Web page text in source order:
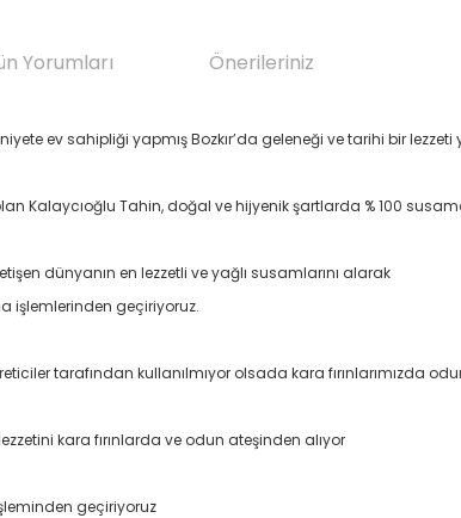
Yorumları Önerileriniz
ev sahipliği yapmış Bozkır’da geleneği ve tarihi bir
Kalaycıoğlu Tahin, doğal ve hijyenik şartlarda % 100
dünyanın en lezzetli ve yağlı susamlarını alarak
işlemlerinden geçiriyoruz.
tarafından kullanılmıyor olsada kara fırınlarımızda
kara fırınlarda ve odun ateşinden alıyor
geçiriyoruz